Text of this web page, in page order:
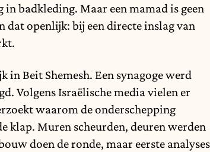
badkleding. Maar een mamad is geen
dat openlijk: bij een directe inslag van
in Beit Shemesh. Een synagoge werd
Volgens Israëlische media vielen er
waarom de onderschepping
klap. Muren scheurden, deuren werden
doen de ronde, maar eerste analyses